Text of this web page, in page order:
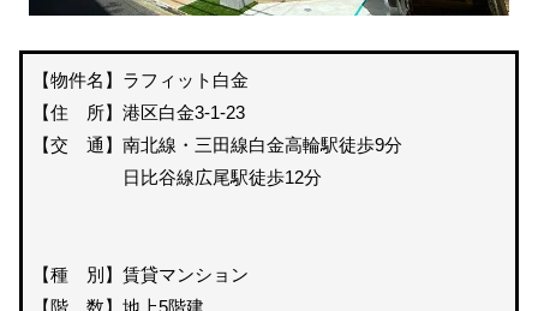
【物件名】ラフィット白金
【住 所】港区白金3-1-23
【交 通】南北線・三田線白金高輪駅徒歩9分
日比谷線広尾駅徒歩12分
【種 別】賃貸マンション